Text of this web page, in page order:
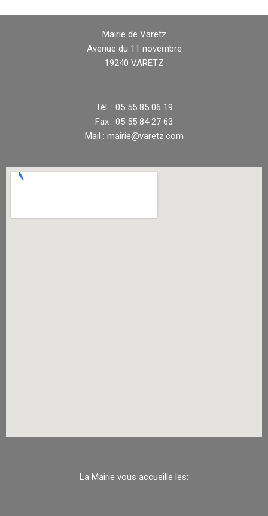
Mairie de Varetz
Avenue du 11 novembre
19240 VARETZ
Tél. : 05 55 85 06 19
Fax : 05 55 84 27 63
Mail : mairie@varetz.com
La Mairie vous accueille les: